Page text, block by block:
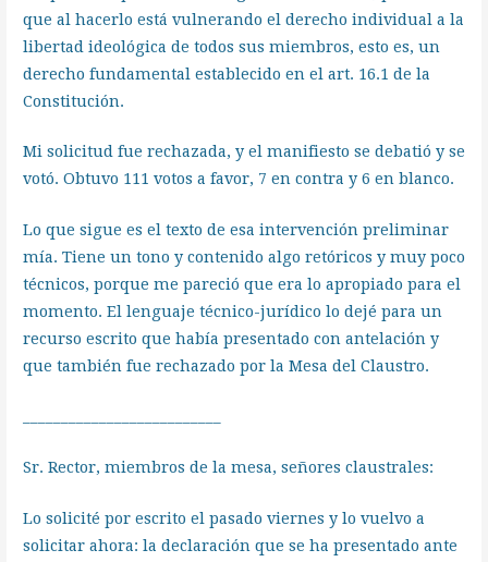
que al hacerlo está vulnerando el derecho individual a la
libertad ideológica de todos sus miembros, esto es, un
derecho fundamental establecido en el art. 16.1 de la
Constitución.
Mi solicitud fue rechazada, y el manifiesto se debatió y se
votó. Obtuvo 111 votos a favor, 7 en contra y 6 en blanco.
Lo que sigue es el texto de esa intervención preliminar
mía. Tiene un tono y contenido algo retóricos y muy poco
técnicos, porque me pareció que era lo apropiado para el
momento. El lenguaje técnico-jurídico lo dejé para un
recurso escrito que había presentado con antelación y
que también fue rechazado por la Mesa del Claustro.
Sr. Rector, miembros de la mesa, señores claustrales:
Lo solicité por escrito el pasado viernes y lo vuelvo a
solicitar ahora: la declaración que se ha presentado ante